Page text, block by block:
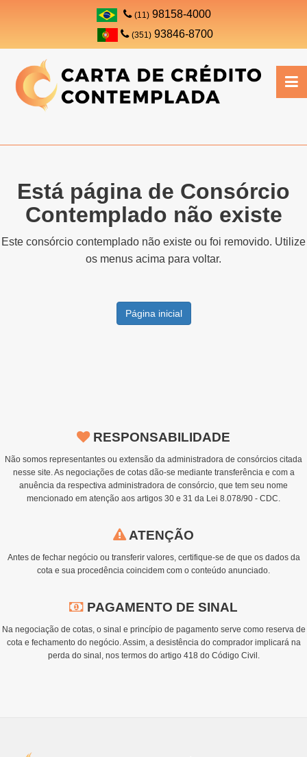
(11)98158-4000
(351) 93846-8700
Está página de Consórcio
Contemplado não existe
Este consórcio contemplado não existe ou foi removido. Utilize
os menus acima para voltar.
Página inicial
RESPONSABILIDADE
Não somos representantes ou extensão da administradora de consórcios citada
nesse site. As negociações de cotas dão-se mediante transferência e com a
anuência da respectiva administradora de consórcio, que tem seu nome
mencionado em atenção aos artigos 30 e 31 da Lei 8.078/90 - CDC.
ATENÇÃO
Antes de fechar negócio ou transferir valores, certifique-se de que os dados da
cota e sua procedência coincidem com o conteúdo anunciado.
PAGAMENTO DE SINAL
Na negociação de cotas, o sinal e princípio de pagamento serve como reserva de
cota e fechamento do negócio. Assim, a desistência do comprador implicará na
perda do sinal, nos termos do artigo 418 do Código Civil.